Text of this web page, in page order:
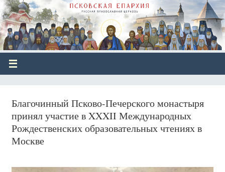
Благочинный Псково-Печерского монастыря
принял участие в XXXII Международных
Рождественских образовательных чтениях в
Москве